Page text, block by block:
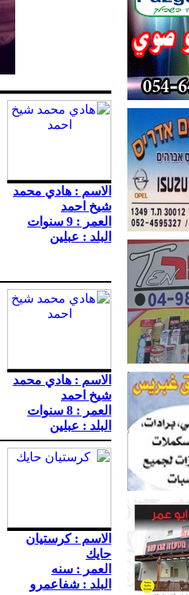
الاسم : هادي محمد
شيخ احمد
العمر : 9 سنوات
البلد : عبلين
الاسم : هادي محمد
شيخ احمد
العمر : 8 سنوات
البلد : عبلين
الاسم : كرستيان
حايك
العمر : سنه
البلد : شفاعمرو